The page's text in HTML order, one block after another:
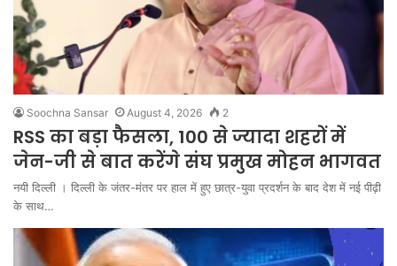
Soochna Sansar August 4, 2026 2
RSS का बड़ा फैसला, 100 से ज्यादा शहरों में
जेन-जी से बात करेंगे संघ प्रमुख मोहन भागवत
नयी दिल्ली । दिल्ली के जंतर-मंतर पर हाल में हुए छात्र-युवा प्रदर्शन के बाद देश में नई पीढ़ी
के साथ…